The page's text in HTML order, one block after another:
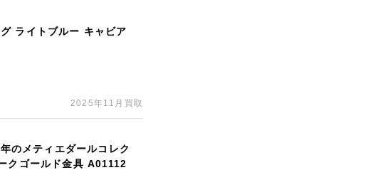
ライトブルー キャビア
2025年11月買取
のメティエダールコレク
クゴールド金具 A01112